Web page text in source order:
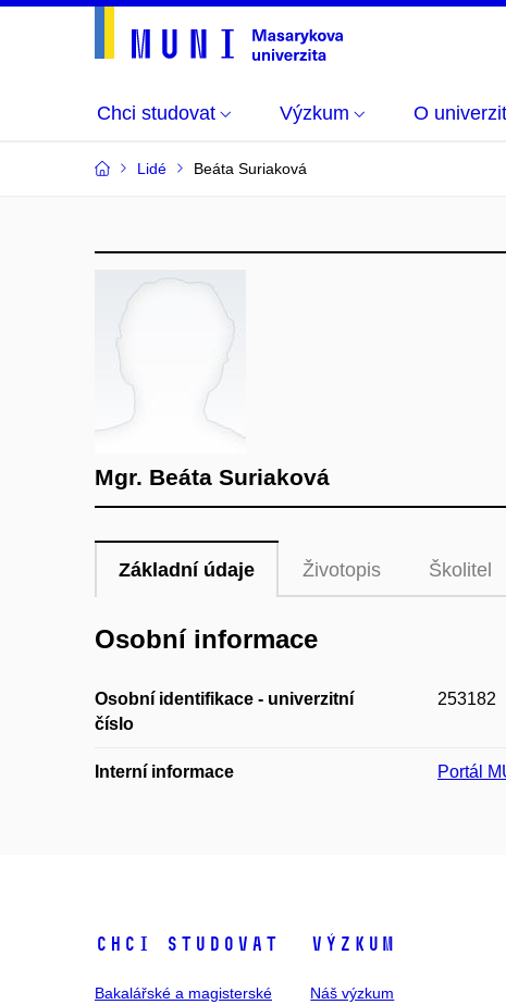
Chci studovat Výzkum O
Lidé Beáta Suriaková
Mgr. Beáta Suriaková
Základní údaje Životopis Školitel
Osobní informace
Osobní identifikace - univerzitní
číslo
253182
Interní informace Portál
Chci studovat
Bakalářské a magisterské
Výzkum
Náš výzkum